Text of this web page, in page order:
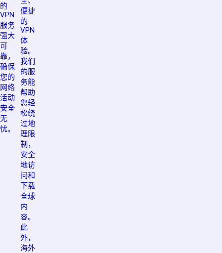
的
VPN
服务
强大
可
靠，
确保
您的
网络
活动
安全
无
忧。
便捷
的
VPN
体
验。
我们
的服
务能
帮助
您轻
松绕
过地
理限
制，
安全
地访
问和
下载
全球
内
容。
此
外，
海外